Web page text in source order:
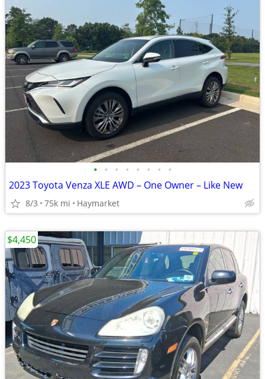
• • • • • • • •
2023 Toyota Venza XLE AWD – One Owner – Like New
8/3 75k mi Haymarket
$4,450